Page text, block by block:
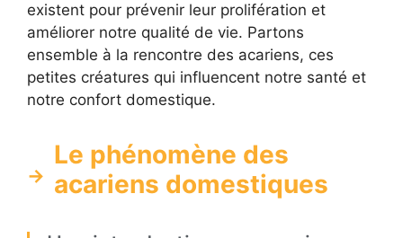
existent pour prévenir leur prolifération et
améliorer notre qualité de vie. Partons
ensemble à la rencontre des acariens, ces
petites créatures qui influencent notre santé et
notre confort domestique.
Le phénomène des
acariens domestiques